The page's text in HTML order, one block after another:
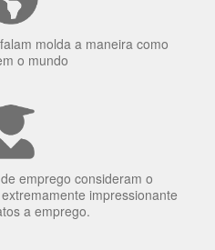
molda a maneira como
emprego consideram o
impressionante